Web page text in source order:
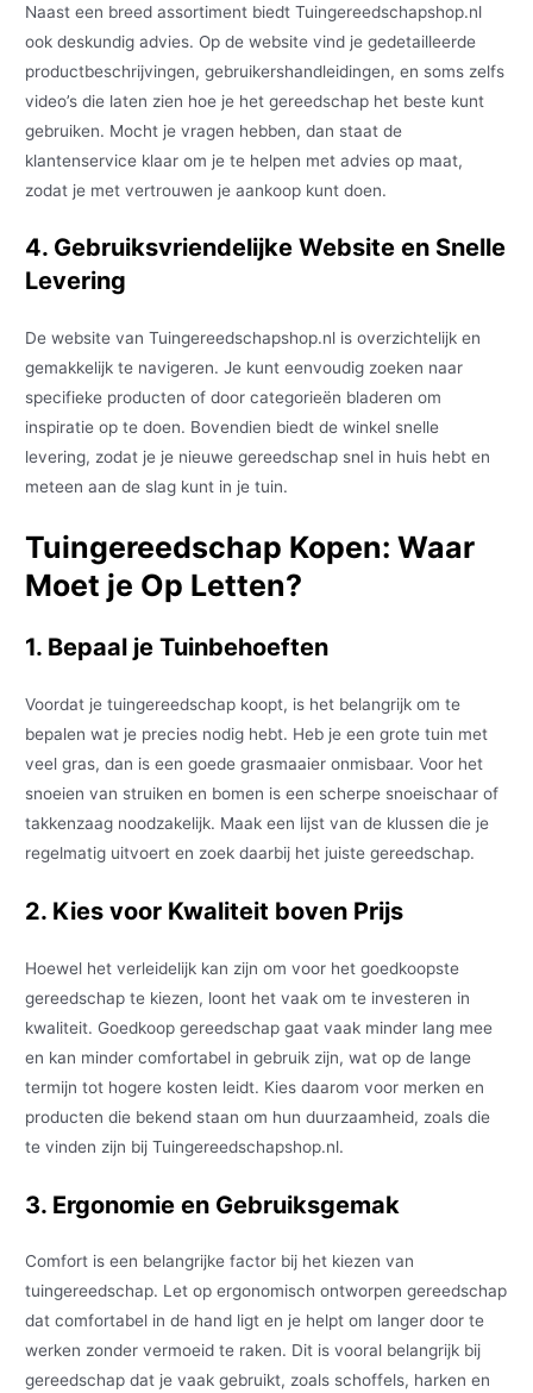
Naast een breed assortiment biedt Tuingereedschapshop.nl
ook deskundig advies. Op de website vind je gedetailleerde
productbeschrijvingen, gebruikershandleidingen, en soms zelfs
video’s die laten zien hoe je het gereedschap het beste kunt
gebruiken. Mocht je vragen hebben, dan staat de
klantenservice klaar om je te helpen met advies op maat,
zodat je met vertrouwen je aankoop kunt doen.
4. Gebruiksvriendelijke Website en Snelle
Levering
De website van Tuingereedschapshop.nl is overzichtelijk en
gemakkelijk te navigeren. Je kunt eenvoudig zoeken naar
specifieke producten of door categorieën bladeren om
inspiratie op te doen. Bovendien biedt de winkel snelle
levering, zodat je je nieuwe gereedschap snel in huis hebt en
meteen aan de slag kunt in je tuin.
Tuingereedschap Kopen: Waar
Moet je Op Letten?
1. Bepaal je Tuinbehoeften
Voordat je tuingereedschap koopt, is het belangrijk om te
bepalen wat je precies nodig hebt. Heb je een grote tuin met
veel gras, dan is een goede grasmaaier onmisbaar. Voor het
snoeien van struiken en bomen is een scherpe snoeischaar of
takkenzaag noodzakelijk. Maak een lijst van de klussen die je
regelmatig uitvoert en zoek daarbij het juiste gereedschap.
2. Kies voor Kwaliteit boven Prijs
Hoewel het verleidelijk kan zijn om voor het goedkoopste
gereedschap te kiezen, loont het vaak om te investeren in
kwaliteit. Goedkoop gereedschap gaat vaak minder lang mee
en kan minder comfortabel in gebruik zijn, wat op de lange
termijn tot hogere kosten leidt. Kies daarom voor merken en
producten die bekend staan om hun duurzaamheid, zoals die
te vinden zijn bij Tuingereedschapshop.nl.
3. Ergonomie en Gebruiksgemak
Comfort is een belangrijke factor bij het kiezen van
tuingereedschap. Let op ergonomisch ontworpen gereedschap
dat comfortabel in de hand ligt en je helpt om langer door te
werken zonder vermoeid te raken. Dit is vooral belangrijk bij
gereedschap dat je vaak gebruikt, zoals schoffels, harken en